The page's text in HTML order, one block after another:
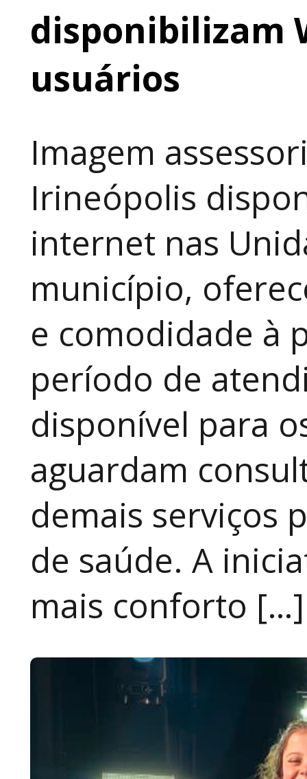
disponibilizam
usuários
Imagem
Irineópolis
internet nas
município,
e comodidade à
período de
disponível para
aguardam
demais serviços
de saúde. A
mais conforto […]